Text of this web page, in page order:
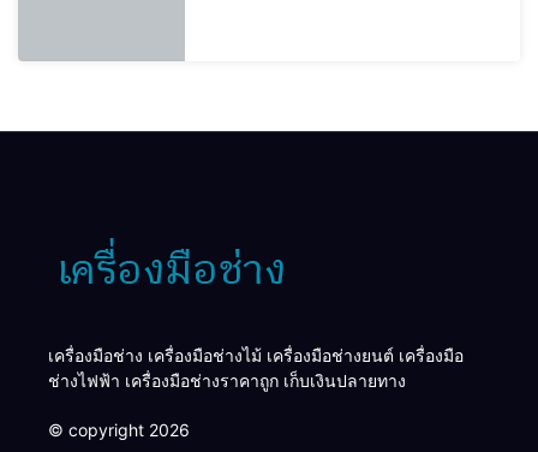
เครื่องมือช่าง เครื่องมือช่างไม้ เครื่องมือช่างยนต์ เครื่องมือ
ช่างไฟฟ้า เครื่องมือช่างราคาถูก เก็บเงินปลายทาง
© copyright 2026